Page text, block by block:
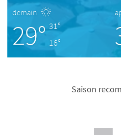
demain
29° 31°
16°
Saison